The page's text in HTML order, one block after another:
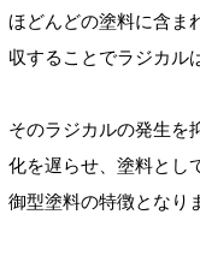
ほどんどの塗料に含ま
収することでラジカル
そのラジカルの発生を
化を遅らせ、塗料とし
御型塗料の特徴となり